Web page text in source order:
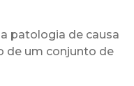
patologia de causa
de um conjunto de